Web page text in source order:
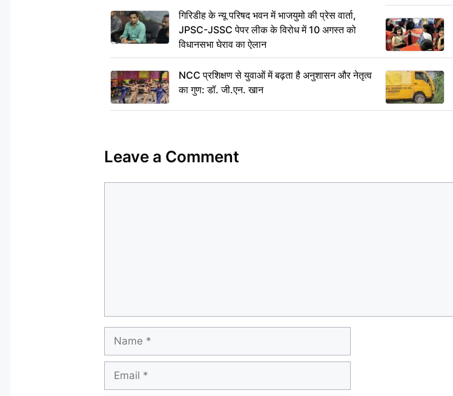
गिरिडीह के न्यू परिषद भवन में भाजयुमो की प्रेस वार्ता,
JPSC-JSSC पेपर लीक के विरोध में 10 अगस्त को
विधानसभा घेराव का ऐलान
NCC प्रशिक्षण से युवाओं में बढ़ता है अनुशासन और नेतृत्व
का गुण: डॉ. जी.एन. खान
Leave a Comment
Name
Email